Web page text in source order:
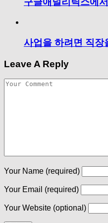
사업을 하려면 직장
Leave A Reply
Your Name (required)
Your Email (required)
Your Website (optional)